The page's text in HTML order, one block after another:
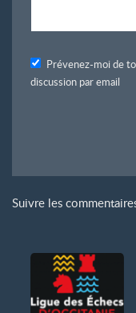
Prévenez-moi de
discussion par email
Suivre les